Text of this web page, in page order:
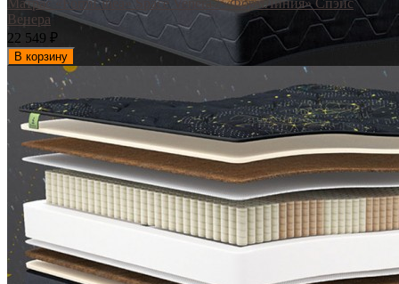
Венера
22 549 ₽
В корзину